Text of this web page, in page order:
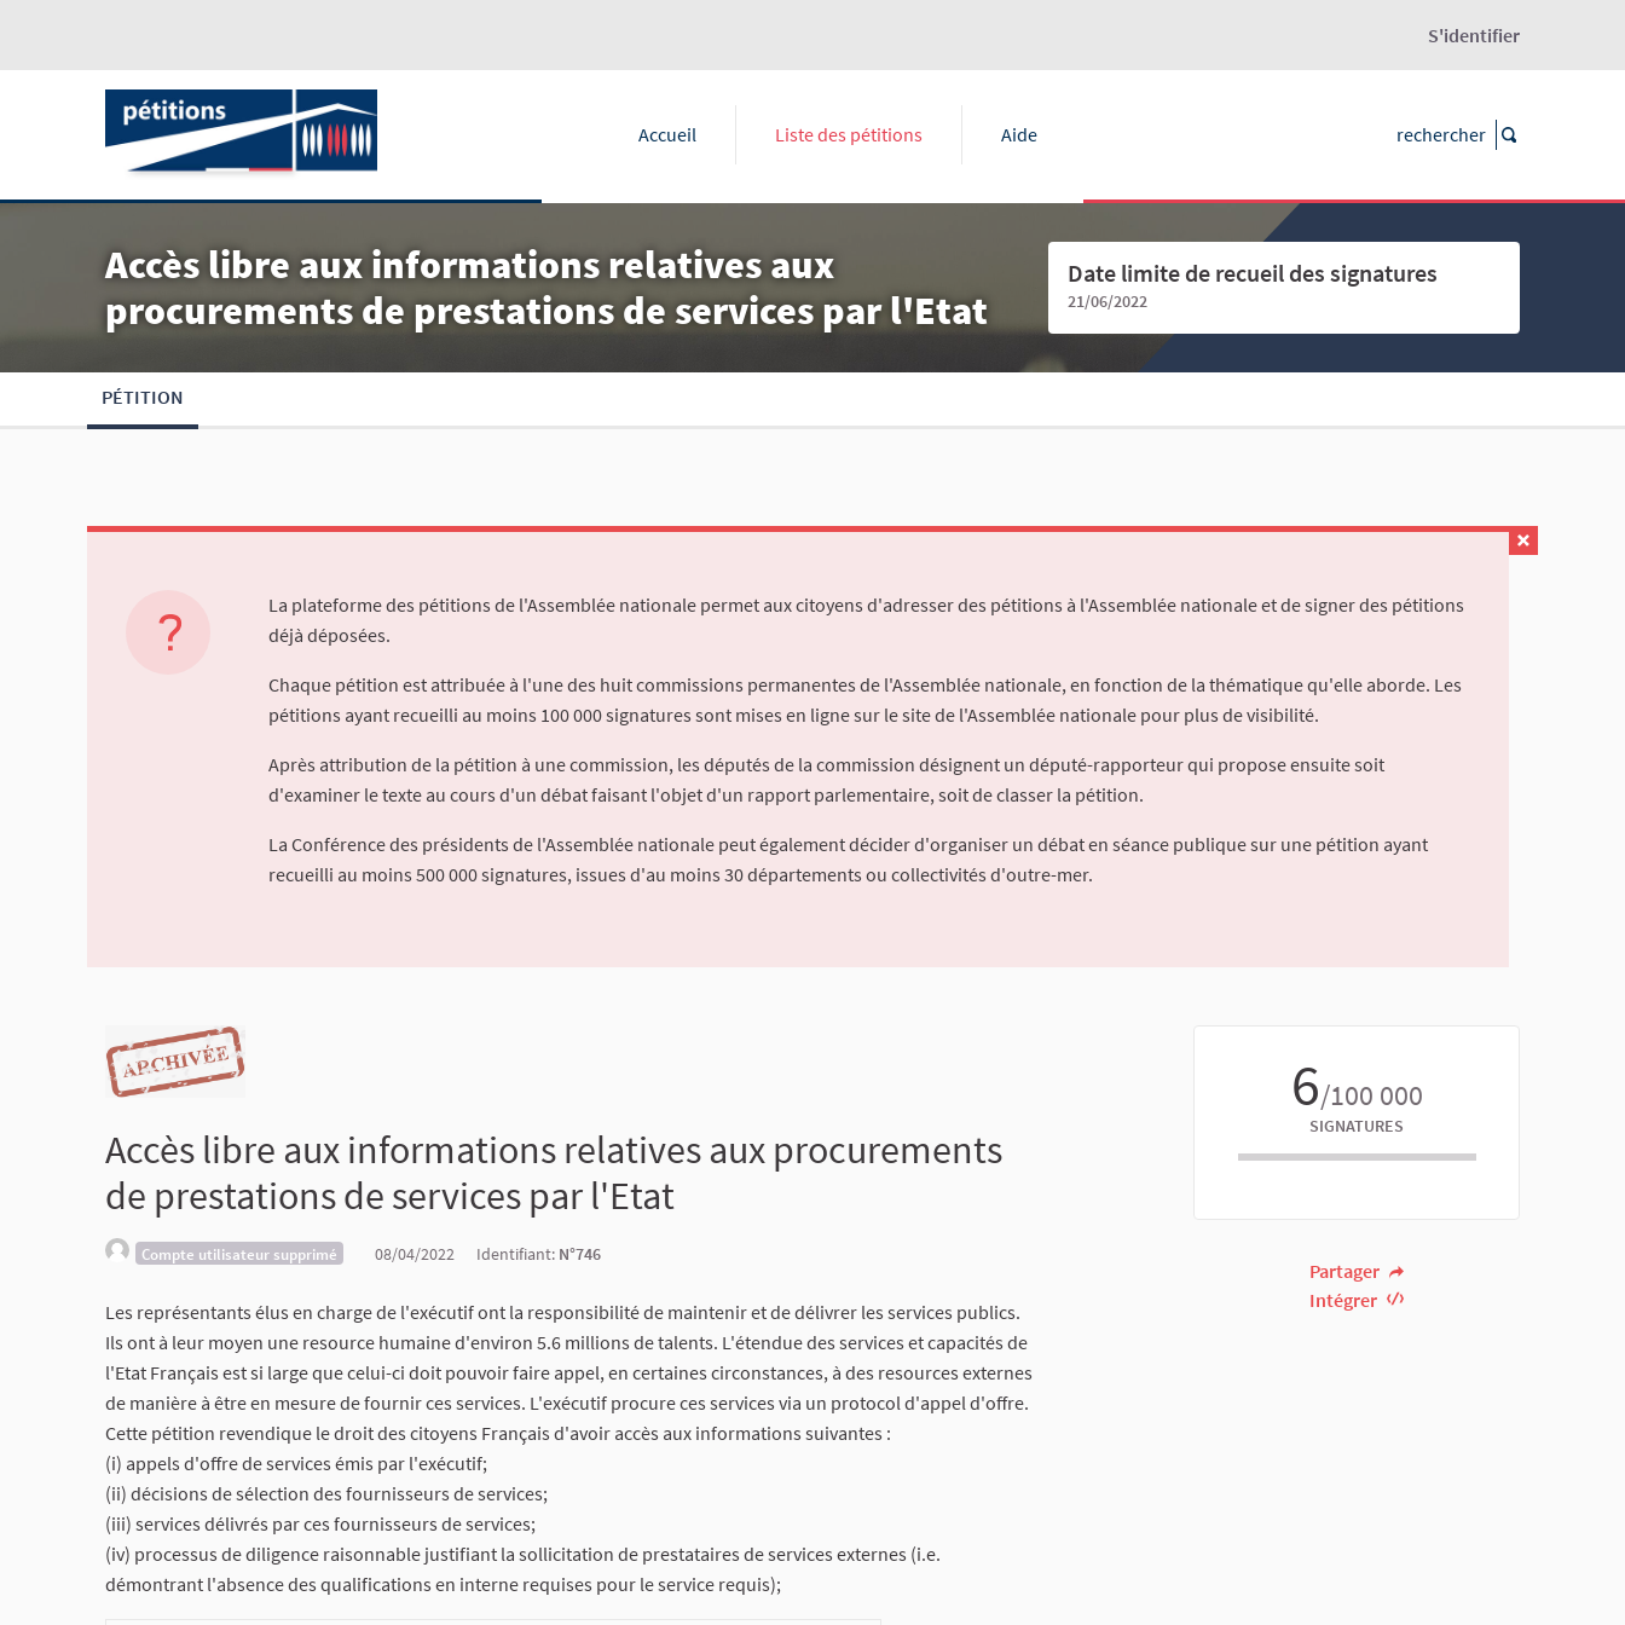
S'identifier
Accueil Liste des pétitions Aide
Accès libre aux informations relatives aux
procurements de prestations de services par l'Etat
Date limite de recueil des signatures
21/06/2022
PÉTITION
La plateforme des pétitions de l'Assemblée nationale permet aux citoyens d'adresser des pétitions à l'Assemblée nationale et de signer des pétitions
déjà déposées.
Chaque pétition est attribuée à l'une des huit commissions permanentes de l'Assemblée nationale, en fonction de la thématique qu'elle aborde. Les
pétitions ayant recueilli au moins 100 000 signatures sont mises en ligne sur le site de l'Assemblée nationale pour plus de visibilité.
Après attribution de la pétition à une commission, les députés de la commission désignent un député-rapporteur qui propose ensuite soit
d'examiner le texte au cours d'un débat faisant l'objet d'un rapport parlementaire, soit de classer la pétition.
La Conférence des présidents de l'Assemblée nationale peut également décider d'organiser un débat en séance publique sur une pétition ayant
recueilli au moins 500 000 signatures, issues d'au moins 30 départements ou collectivités d'outre-mer.
6/100 000
SIGNATURES
Partager
Intégrer
Accès libre aux informations relatives aux procurements
de prestations de services par l'Etat
Compte utilisateur supprimé 08/04/2022 Identifiant: N°746
Les représentants élus en charge de l'exécutif ont la responsibilité de maintenir et de délivrer les services publics.
Ils ont à leur moyen une resource humaine d'environ 5.6 millions de talents. L'étendue des services et capacités de
l'Etat Français est si large que celui-ci doit pouvoir faire appel, en certaines circonstances, à des resources externes
de manière à être en mesure de fournir ces services. L'exécutif procure ces services via un protocol d'appel d'offre.
Cette pétition revendique le droit des citoyens Français d'avoir accès aux informations suivantes :
(i) appels d'offre de services émis par l'exécutif;
(ii) décisions de sélection des fournisseurs de services;
(iii) services délivrés par ces fournisseurs de services;
(iv) processus de diligence raisonnable justifiant la sollicitation de prestataires de services externes (i.e.
démontrant l'absence des qualifications en interne requises pour le service requis);